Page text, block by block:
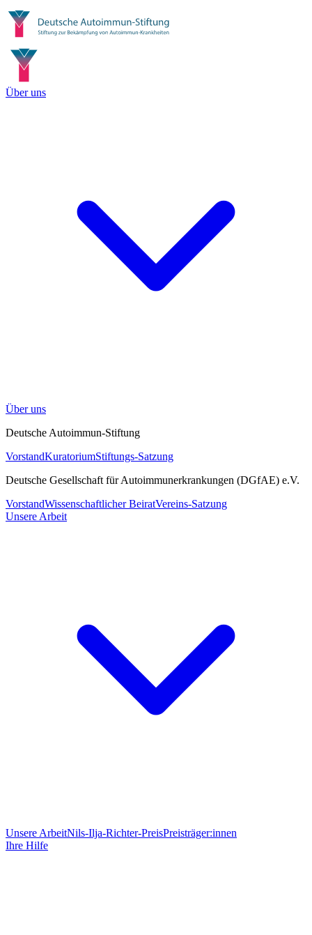
Über uns
Über uns
Deutsche Autoimmun-Stiftung
VorstandKuratoriumStiftungs-Satzung
Deutsche Gesellschaft für Autoimmunerkrankungen (DGfAE) e.V.
VorstandWissenschaftlicher BeiratVereins-Satzung
Unsere Arbeit
Unsere ArbeitNils-Ilja-Richter-PreisPreisträger:innen
Ihre Hilfe